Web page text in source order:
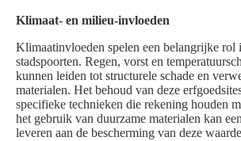
Klimaat- en milieu-invloeden
Klimaatinvloeden spelen een belangrijke rol
stadspoorten. Regen, vorst en
kunnen leiden tot structurele schade en
materialen. Het behoud van deze
specifieke technieken die rekening houden
het gebruik van duurzame materialen kan
leveren aan de bescherming van deze